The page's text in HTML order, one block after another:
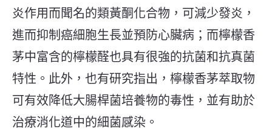
炎作用而聞名的類黃酮化合物，可減少發炎，
進而抑制癌細胞生長並預防心臟病；而檸檬香
茅中富含的檸檬醛也具有很強的抗菌和抗真菌
特性。此外，也有研究指出，檸檬香茅萃取物
可有效降低大腸桿菌培養物的毒性，並有助於
治療消化道中的細菌感染。